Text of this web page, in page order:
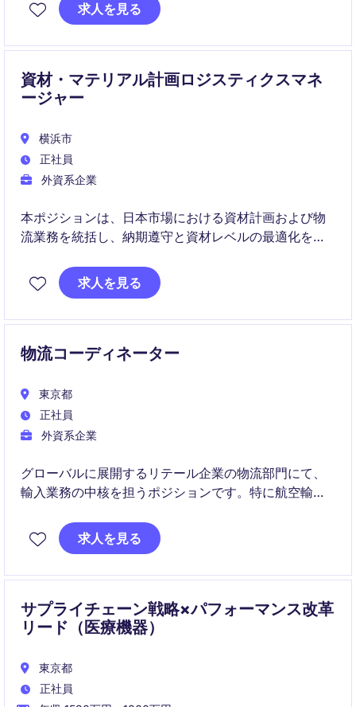
求人を見る
資材・マテリアル計画ロジスティクスマネ
ージャー
横浜市
正社員
外資系企業
本ポジションは、日本市場における資材計画および物
流業務を統括し、納期遵守と資材レベルの最適化を実
ーバルマトリックス環境で物流戦略に貢献していただ
きます。
求人を見る
物流コーディネーター
東京都
正社員
外資系企業
グローバルに展開するリテール企業の物流部門にて、
輸入業務の中核を担うポジションです。特に航空輸入
だきます。求人を見る
サプライチェーン戦略×パフォーマンス改革
リード（医療機器）
東京都
正社員